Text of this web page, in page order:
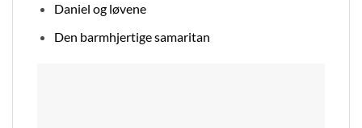
Daniel og løvene
Den barmhjertige samaritan